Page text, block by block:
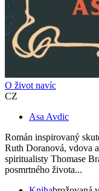
O život navíc
CZ
Asa Avdic
Román inspirovaný
Ruth Doranová, vdova
spiritualisty Thomase
posmrtného života...